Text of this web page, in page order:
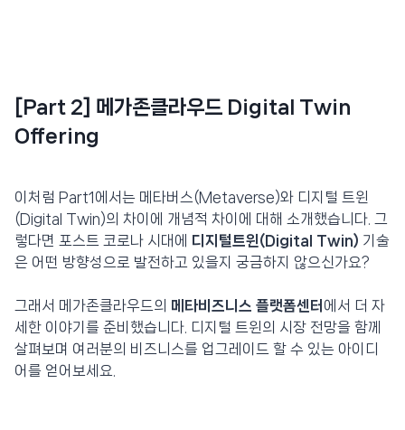
[Part 2] 메가존클라우드 Digital Twin
Offering
이처럼 Part1에서는 메타버스(Metaverse)와 디지털 트윈
(Digital Twin)의 차이에 개념적 차이에 대해 소개했습니다. 그
렇다면 포스트 코로나 시대에
디지털트윈(Digital Twin) 기술
은 어떤 방향성으로 발전하고 있을지 궁금하지 않으신가요?
그래서 메가존클라우드의 메타비즈니스 플랫폼센터 에서 더 자
세한 이야기를 준비했습니다. 디지털 트윈의 시장 전망을 함께
살펴보며 여러분의 비즈니스를 업그레이드 할 수 있는 아이디
어를 얻어보세요.